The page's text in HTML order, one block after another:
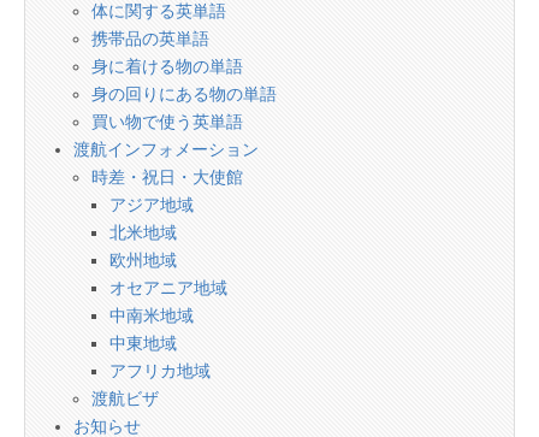
体に関する英単語
携帯品の英単語
身に着ける物の単語
身の回りにある物の単語
買い物で使う英単語
渡航インフォメーション
時差・祝日・大使館
アジア地域
北米地域
欧州地域
オセアニア地域
中南米地域
中東地域
アフリカ地域
渡航ビザ
お知らせ